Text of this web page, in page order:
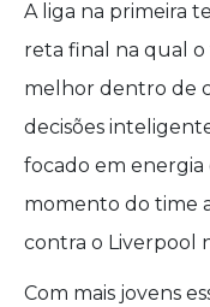
A liga na primeira
reta final na qual
melhor dentro de
decisões
focado em
momento do time
contra o Liverpool
Com mais jovens